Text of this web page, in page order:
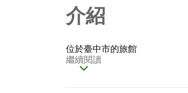
介紹
位於臺中市的旅館
繼續閱讀